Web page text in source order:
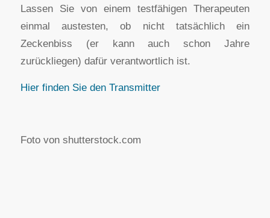
Lassen Sie von einem testfähigen Therapeuten
einmal austesten, ob nicht tatsächlich ein
Zeckenbiss (er kann auch schon Jahre
zurückliegen) dafür verantwortlich ist.
Hier finden Sie den Transmitter
Foto von shutterstock.com